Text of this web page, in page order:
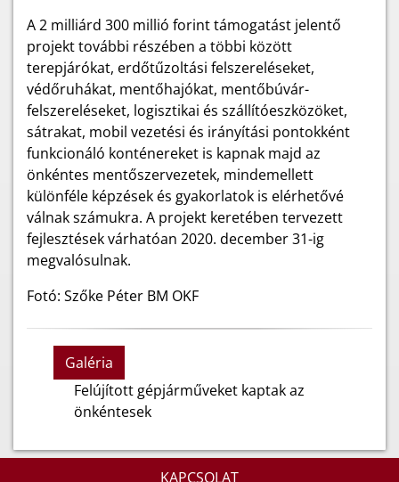
A 2 milliárd 300 millió forint támogatást jelentő
projekt további részében a többi között
terepjárókat, erdőtűzoltási felszereléseket,
védőruhákat, mentőhajókat, mentőbúvár-
felszereléseket, logisztikai és szállítóeszközöket,
sátrakat, mobil vezetési és irányítási pontokként
funkcionáló konténereket is kapnak majd az
önkéntes mentőszervezetek, mindemellett
különféle képzések és gyakorlatok is elérhetővé
válnak számukra. A projekt keretében tervezett
fejlesztések várhatóan 2020. december 31-ig
megvalósulnak.
Fotó: Szőke Péter BM OKF
Galéria
Felújított gépjárműveket kaptak az
önkéntesek
KAPCSOLAT